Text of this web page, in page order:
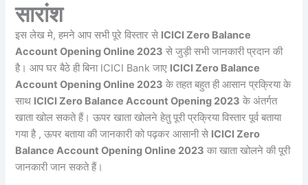
सारांश
इस लेख मे, हमने आप सभी पूरे विस्तार से ICICI Zero Balance
Account Opening Online 2023 से जुड़ी सभी जानकारी प्रदान की
है। आप घर बैठे ही बिना ICICI Bank जाए ICICI Zero Balance
Account Opening Online 2023 के तहत बहुत ही आसान प्रक्रिया के
साथ ICICI Zero Balance Account Opening 2023 के अंतर्गत
खाता खोल सकते हैं। ऊपर खाता खोलने हेतु पूरी प्रक्रिया विस्तार पूर्व बताया
गया है , ऊपर बताया की जानकारी को पढ़कर आसानी से ICICI Zero
Balance Account Opening Online 2023 का खाता खोलने की पूरी
जानकारी जान सकते हैं।